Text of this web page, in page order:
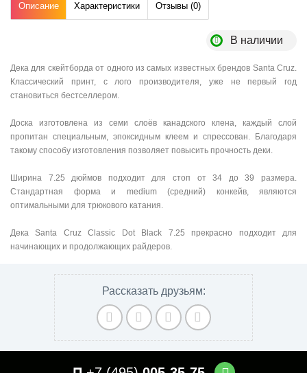
Описание Характеристики Отзывы (0)
В наличии
Дека для скейтборда от одного из самых известных брендов Santa Cruz.
Классический принт, с лого производителя, уже не первый год
становиться бестселлером.
Доска изготовлена из семи слоёв канадского клена, каждый слой
пропитан специальным, эпоксидным клеем и спрессован. Благодаря
такому способу изготовления позволяет повысить прочность деки.
Ширина 7.25 дюймов подходит для стоп от 34 до 39 размера.
Стандартная форма и medium (средний) конкейв, являются
оптимальными для трюкового катания.
Дека Santa Cruz Classic Dot Black 7.25 прекрасно подходит для
начинающих и продолжающих райдеров.
Рассказать друзьям: